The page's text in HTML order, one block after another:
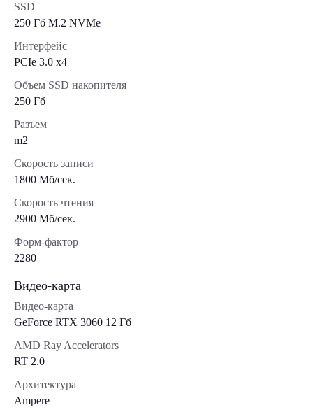
SSD
250 Гб M.2 NVMe
Интерфейс
PCIe 3.0 x4
Объем SSD накопителя
250 Гб
Разъем
m2
Скорость записи
1800 Мб/сек.
Скорость чтения
2900 Мб/сек.
Форм-фактор
2280
Видео-карта
Видео-карта
GeForce RTX 3060 12 Гб
AMD Ray Accelerators
RT 2.0
Архитектура
Ampere